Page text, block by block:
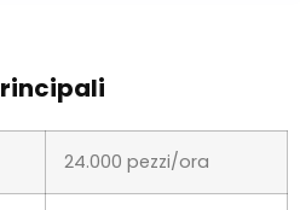
24.000 pezzi/ora